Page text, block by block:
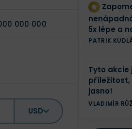
000 000
USD
5x lépe a
dividendu
PATRIK
Tyto akcie
příležitost,
jasno!
VLADIMÍR